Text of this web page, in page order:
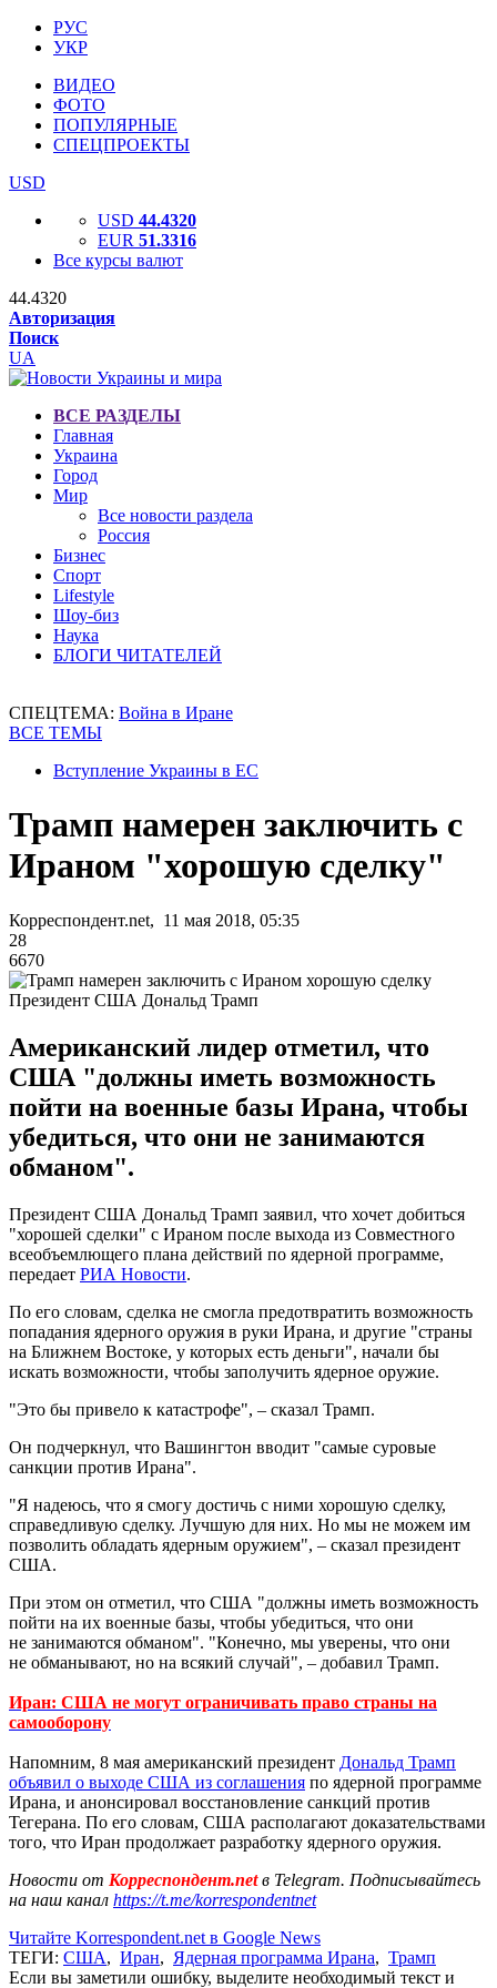
РУС
УКР
ВИДЕО
ФОТО
ПОПУЛЯРНЫЕ
СПЕЦПРОЕКТЫ
USD
USD 44.4320
EUR 51.3316
Все курсы валют
44.4320
Авторизация
Поиск
UA
ВСЕ РАЗДЕЛЫ
Главная
Украина
Город
Мир
Все новости раздела
Россия
Бизнес
Спорт
Lifestyle
Шоу-биз
Наука
БЛОГИ ЧИТАТЕЛЕЙ
СПЕЦТЕМА: Война в Иране
ВСЕ ТЕМЫ
Вступление Украины в ЕС
Трамп намерен заключить с
Ираном "хорошую сделку"
Корреспондент.net, 11 мая 2018, 05:35
28
6670
Президент США Дональд Трамп
Американский лидер отметил, что
США "должны иметь возможность
пойти на военные базы Ирана, чтобы
убедиться, что они не занимаются
обманом".
Президент США Дональд Трамп заявил, что хочет добиться
"хорошей сделки" с Ираном после выхода из Совместного
всеобъемлющего плана действий по ядерной программе,
передает РИА Новости.
По его словам, сделка не смогла предотвратить возможность
попадания ядерного оружия в руки Ирана, и другие "страны
на Ближнем Востоке, у которых есть деньги", начали бы
искать возможности, чтобы заполучить ядерное оружие.
"Это бы привело к катастрофе", – сказал Трамп.
Он подчеркнул, что Вашингтон вводит "самые суровые
санкции против Ирана".
"Я надеюсь, что я смогу достичь с ними хорошую сделку,
справедливую сделку. Лучшую для них. Но мы не можем им
позволить обладать ядерным оружием", – сказал президент
США.
При этом он отметил, что США "должны иметь возможность
пойти на их военные базы, чтобы убедиться, что они
не занимаются обманом". "Конечно, мы уверены, что они
не обманывают, но на всякий случай", – добавил Трамп.
Иран: США не могут ограничивать право страны на
самооборону
Напомним, 8 мая американский президент Дональд Трамп
объявил о выходе США из соглашения по ядерной программе
Ирана, и анонсировал восстановление санкций против
Тегерана. По его словам, США располагают доказательствами
того, что Иран продолжает разработку ядерного оружия.
Новости от Корреспондент.netв Telegram. Подписывайтесь
на наш канал https://t.me/korrespondentnet
Читайте Korrespondent.net в Google News
ТЕГИ: США, Иран, Ядерная программа Ирана, Трамп
Если вы заметили ошибку, выделите необходимый текст и